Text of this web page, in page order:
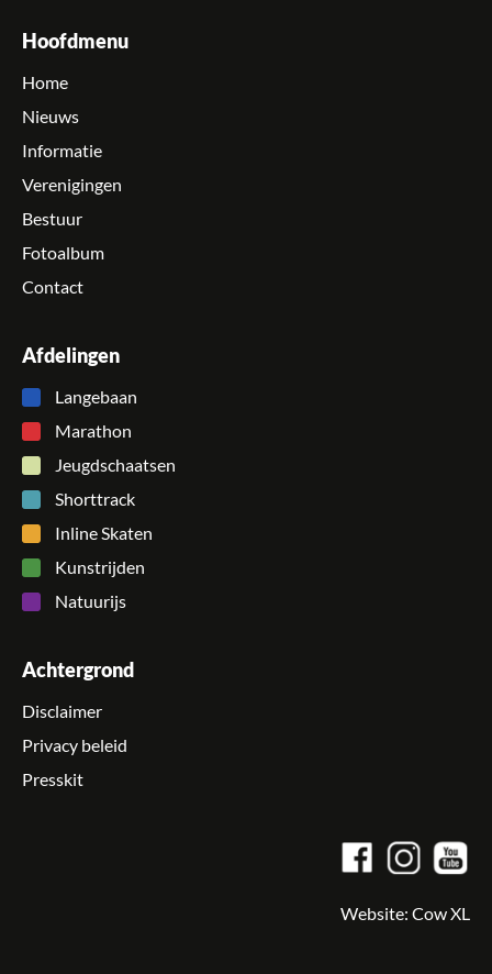
Hoofdmenu
Home
Nieuws
Informatie
Verenigingen
Bestuur
Fotoalbum
Contact
Afdelingen
Langebaan
Marathon
Jeugdschaatsen
Shorttrack
Inline Skaten
Kunstrijden
Natuurijs
Achtergrond
Disclaimer
Privacy beleid
Presskit
Website: Cow XL